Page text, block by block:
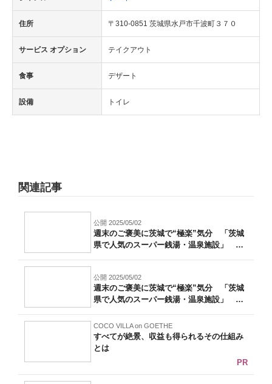
住所 〒310-0851 茨城県水戸市千波町３７０
サービス オプション テイクアウト
食事 デザート
設備 トイレ
関連記事
公開 2025/05/02
週末のご褒美に茨城で“極楽”気分 「茨城
県で人気のスーパー銭湯・温泉施設」 1
公開 2025/05/02
週末のご褒美に茨城で“極楽”気分 「茨城
県で人気のスーパー銭湯・温泉施設」 1
COCO VILLA on GOETHE
すべてが絶景、収益も得られるその仕組み
とは
PR